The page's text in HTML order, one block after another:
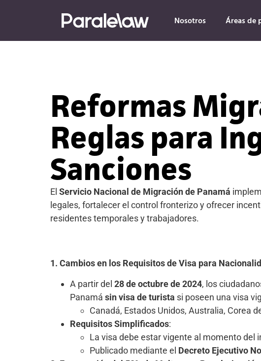
Nosotros Áreas de
Reformas
Reglas para
Sanciones
El Servicio Nacional de Migración de Panamá
legales, fortalecer el control fronterizo y ofrecer
residentes temporales y trabajadores.
1. Cambios en los Requisitos de Visa para
A partir del 28 de octubre de 2024, los
Panamá sin visa de turista si poseen una visa
Canadá, Estados Unidos, Australia, Corea
Requisitos Simplificados:
La visa debe estar vigente al momento del
Publicado mediante el Decreto Ejecutivo